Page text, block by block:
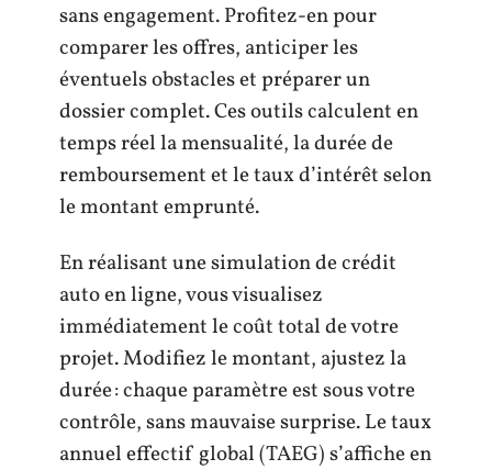
sans engagement. Profitez-en pour
comparer les offres, anticiper les
éventuels obstacles et préparer un
dossier complet. Ces outils calculent en
temps réel la mensualité, la durée de
remboursement et le taux d’intérêt selon
le montant emprunté.
En réalisant une simulation de crédit
auto en ligne, vous visualisez
immédiatement le coût total de votre
projet. Modifiez le montant, ajustez la
durée : chaque paramètre est sous votre
contrôle, sans mauvaise surprise. Le taux
annuel effectif global (TAEG) s’affiche en